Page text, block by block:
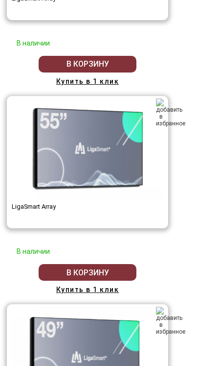
В наличии
В КОРЗИНУ
Купить в 1 клик
LigaSmart Array
В наличии
В КОРЗИНУ
Купить в 1 клик